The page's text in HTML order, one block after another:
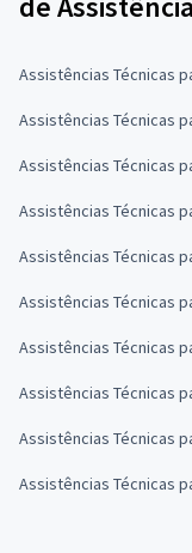
Assistências Técnicas
Assistências Técnicas
Assistências Técnicas
Assistências Técnicas
Assistências Técnicas
Assistências Técnicas
Assistências Técnicas
Assistências Técnicas
Assistências Técnicas
Assistências Técnicas